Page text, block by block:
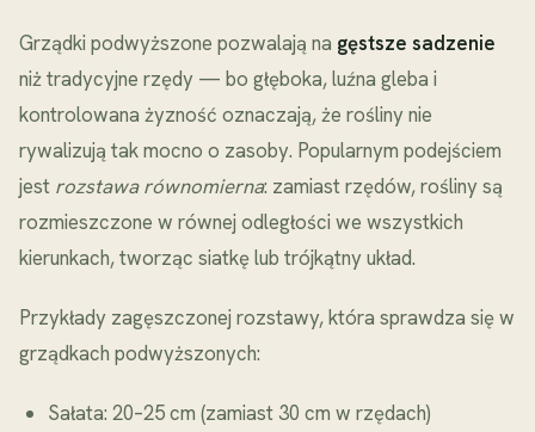
Grządki podwyższone pozwalają na gęstsze sadzenie
niż tradycyjne rzędy — bo głęboka, luźna gleba i
kontrolowana żyzność oznaczają, że rośliny nie
rywalizują tak mocno o zasoby. Popularnym podejściem
jest rozstawa równomierna: zamiast rzędów, rośliny są
rozmieszczone w równej odległości we wszystkich
kierunkach, tworząc siatkę lub trójkątny układ.
Przykłady zagęszczonej rozstawy, która sprawdza się w
grządkach podwyższonych:
Sałata: 20–25 cm (zamiast 30 cm w rzędach)